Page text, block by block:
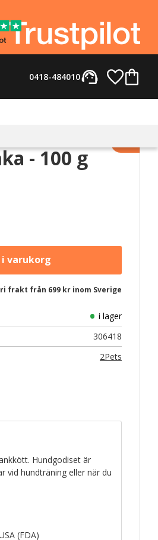
support_agent
0418-484010
- 100 g Lägg
frakt från 699 kr inom Sverige
i lager
306418
2Pets
Hundgodiset är
vid hundträning eller när du
(FDA)